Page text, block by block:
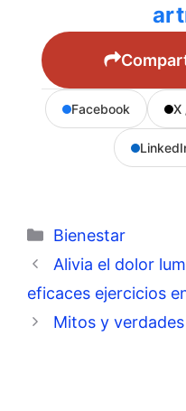
Facebook X
Categorías
Bienestar
Alivia el dolor
eficaces ejercicios
Mitos y